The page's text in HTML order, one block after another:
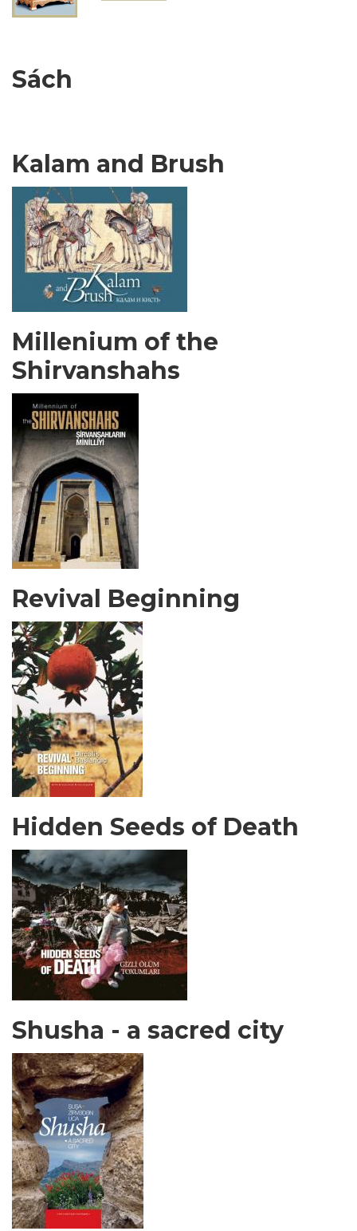
Sách
Kalam and Brush
Millenium of the
Shirvanshahs
Revival Beginning
Hidden Seeds of Death
Shusha - a sacred city